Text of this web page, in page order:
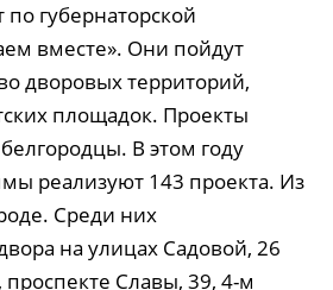
губернаторской
вместе». Они пойдут
дворовых территорий,
площадок. Проекты
В этом году
реализуют 143 проекта. Из
Среди них
на улицах Садовой, 26
Славы, 39, 4-м